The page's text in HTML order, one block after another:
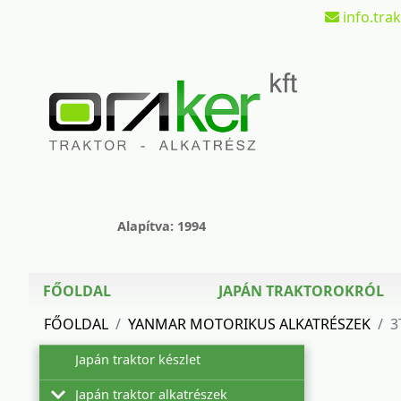
Alapítva: 1994
FŐOLDAL JAPÁN TRAKTOROKRÓL
FŐOLDAL
YANMAR MOTORIKUS ALKATRÉSZEK
Japán traktor készlet
Japán traktor alkatrészek